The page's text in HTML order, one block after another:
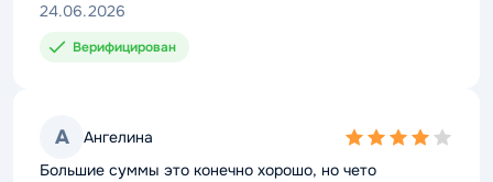
24.06.2026
Верифицирован
А Ангелина
4,0
rating
Большие суммы это конечно хорошо, но чето